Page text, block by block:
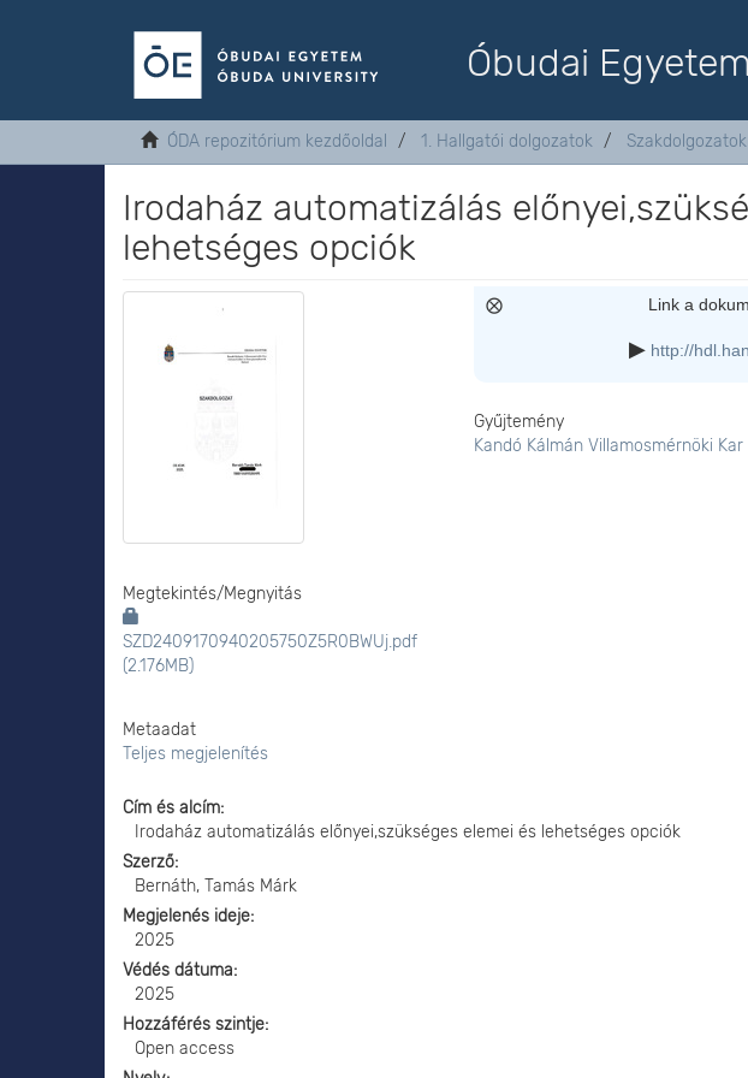
Óbudai
ÓDA repozitórium kezdőoldal 1. Hallgatói dolgozatok Szakdolgozatok
Irodaház automatizálás
lehetséges opciók
Megtekintés/Megnyitás
SZD2409170940205750Z5R0BWUj.pdf
(2.176MB)
Metaadat
Teljes megjelenítés
Link a
http://
Gyűjtemény
Kandó Kálmán Villamosmérnöki Kar
Cím és alcím
Irodaház automatizálás előnyei,szükséges elemei és lehetséges opciók
Szerző
Bernáth, Tamás Márk
Megjelenés ideje
2025
Védés dátuma
2025
Hozzáférés szintje
Open access